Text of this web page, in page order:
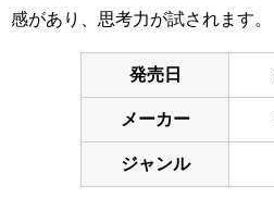
感があり、思考力が試されます。
発売日
メーカー
ジャンル